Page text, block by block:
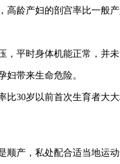
龄产妇的剖宫率比一般产
平时身体机能正常，并未
带来生命危险。
30岁以前首次生育者大
产，私处配合适当地运动